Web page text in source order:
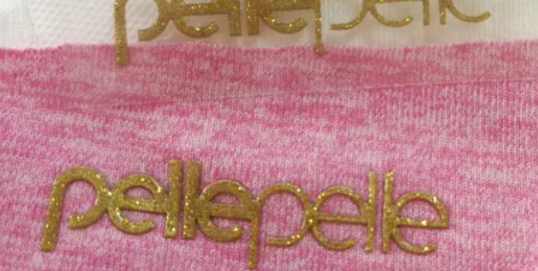
VR
SHOW
साइटमैप
गोपनीयता